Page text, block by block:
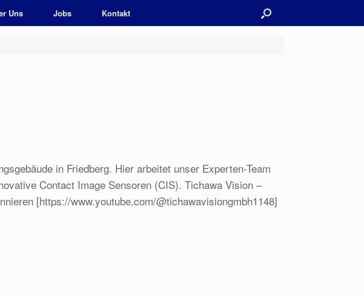
Uns Jobs Kontakt
in Friedberg. Hier arbeitet unser Experten-Team
Contact Image Sensoren (CIS). Tichawa Vision –
[https://www.youtube.com/@tichawavisiongmbh1148]